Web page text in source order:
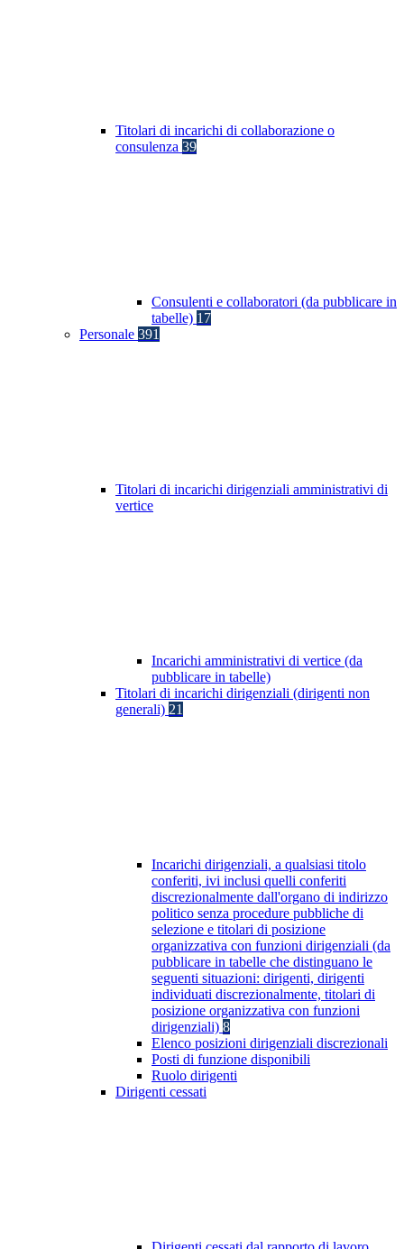
Titolari di incarichi di collaborazione o
consulenza 39
Consulenti e collaboratori (da pubblicare in
tabelle) 17
Personale 391
Titolari di incarichi dirigenziali amministrativi di
vertice
Incarichi amministrativi di vertice (da
pubblicare in tabelle)
Titolari di incarichi dirigenziali (dirigenti non
generali) 21
Incarichi dirigenziali, a qualsiasi titolo
conferiti, ivi inclusi quelli conferiti
discrezionalmente dall'organo di indirizzo
politico senza procedure pubbliche di
selezione e titolari di posizione
organizzativa con funzioni dirigenziali (da
pubblicare in tabelle che distinguano le
seguenti situazioni: dirigenti, dirigenti
individuati discrezionalmente, titolari di
posizione organizzativa con funzioni
dirigenziali) 8
Elenco posizioni dirigenziali discrezionali
Posti di funzione disponibili
Ruolo dirigenti
Dirigenti cessati